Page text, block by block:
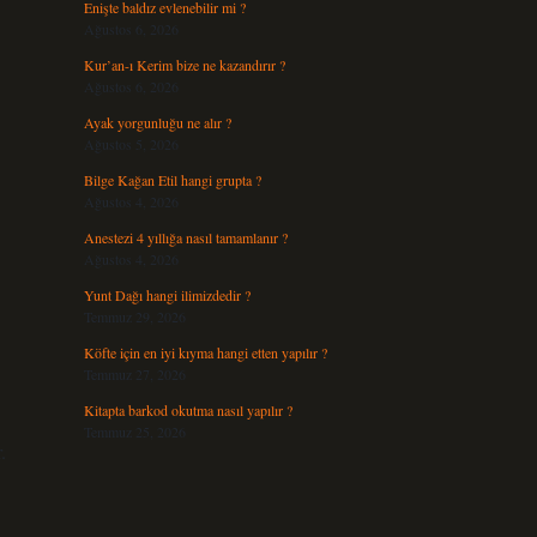
Enişte baldız evlenebilir mi ?
Ağustos 6, 2026
Kur’an-ı Kerim bize ne kazandırır ?
Ağustos 6, 2026
Ayak yorgunluğu ne alır ?
Ağustos 5, 2026
Bilge Kağan Etil hangi grupta ?
Ağustos 4, 2026
Anestezi 4 yıllığa nasıl tamamlanır ?
Ağustos 4, 2026
Yunt Dağı hangi ilimizdedir ?
Temmuz 29, 2026
Köfte için en iyi kıyma hangi etten yapılır ?
Temmuz 27, 2026
Kitapta barkod okutma nasıl yapılır ?
Temmuz 25, 2026